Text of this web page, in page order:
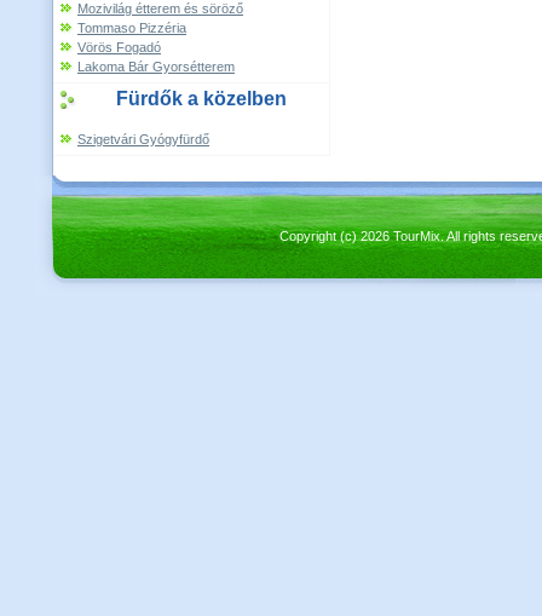
Mozivilág étterem és söröző
Tommaso Pizzéria
Vörös Fogadó
Lakoma Bár Gyorsétterem
Fürdők a közelben
Szigetvári Gyógyfürdő
Copyright (c) 2026 TourMix. All rights